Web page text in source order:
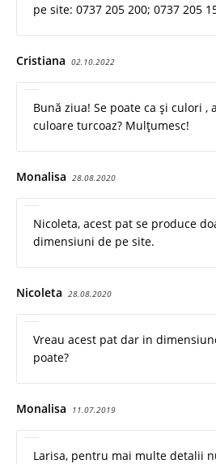
pe site: 0737 205 200; 0737 205
Cristiana 02.10.2022
Bună ziua! Se poate ca și culori ,
culoare turcoaz? Mulțumesc!
Monalisa 28.08.2020
Nicoleta, acest pat se produce
dimensiuni de pe site.
Nicoleta 28.08.2020
Vreau acest pat dar in
poate?
Monalisa 11.07.2019
Larisa, pentru mai multe detalii